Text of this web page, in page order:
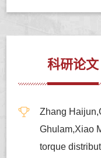
科研论文
Zhang
Ghulam,Xiao
torque